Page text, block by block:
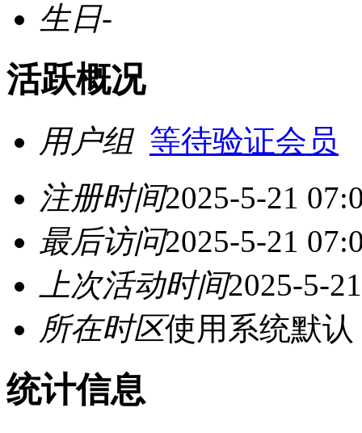
生日-
活跃概况
用户组 等待验证会员
注册时间2025-5-21
最后访问2025-5-21
上次活动时间2025-5-
所在时区使用系统默认
统计信息